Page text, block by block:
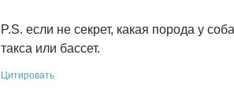
P.S. если не секрет, какая порода у
такса или бассет.
Цитировать